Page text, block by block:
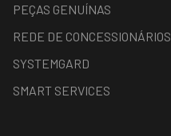
PEÇAS GENUÍNAS
REDE DE CONCESSIONÁRIOS
SYSTEMGARD
SMART SERVICES